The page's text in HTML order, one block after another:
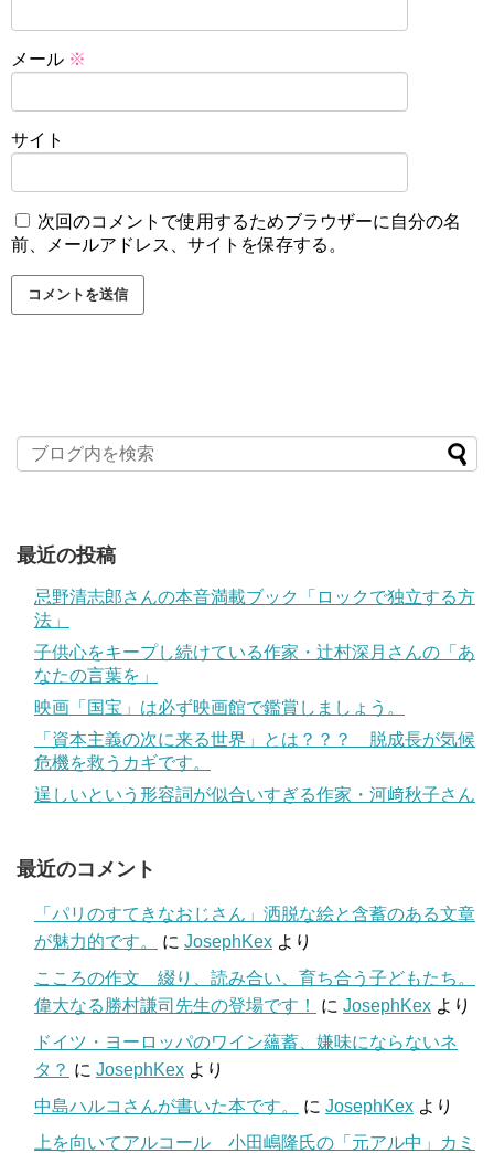
メール ※
サイト
次回のコメントで使用するためブラウザーに自分の名
前、メールアドレス、サイトを保存する。
最近の投稿
忌野清志郎さんの本音満載ブック「ロックで独立する方
法」
子供心をキープし続けている作家・辻村深月さんの「あ
なたの言葉を」
映画「国宝」は必ず映画館で鑑賞しましょう。
「資本主義の次に来る世界」とは？？？ 脱成長が気候
危機を救うカギです。
逞しいという形容詞が似合いすぎる作家・河﨑秋子さん
最近のコメント
「パリのすてきなおじさん」洒脱な絵と含蓄のある文章
が魅力的です。
に JosephKex より
こころの作文 綴り、読み合い、育ち合う子どもたち。
偉大なる勝村謙司先生の登場です！
に JosephKex より
ドイツ・ヨーロッパのワイン蘊蓄、嫌味にならないネ
タ？ に JosephKex より
中島ハルコさんが書いた本です。
に JosephKex より
上を向いてアルコール 小田嶋隆氏の「元アル中」カミ